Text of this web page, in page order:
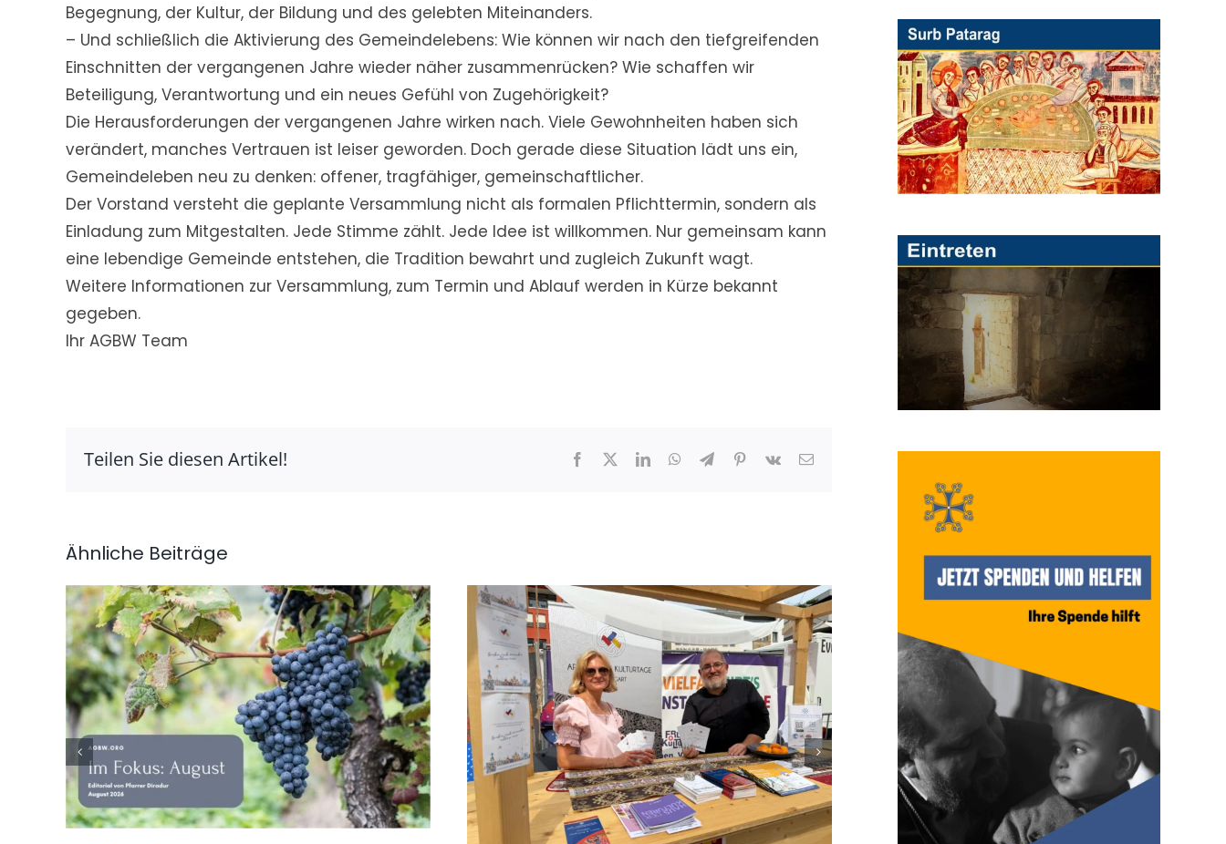
Begegnung, der Kultur, der Bildung und des gelebten Miteinanders.
– Und schließlich die Aktivierung des Gemeindelebens: Wie können wir nach den tiefgreifenden
Einschnitten der vergangenen Jahre wieder näher zusammenrücken? Wie schaffen wir
Beteiligung, Verantwortung und ein neues Gefühl von Zugehörigkeit?
Die Herausforderungen der vergangenen Jahre wirken nach. Viele Gewohnheiten haben sich
verändert, manches Vertrauen ist leiser geworden. Doch gerade diese Situation lädt uns ein,
Gemeindeleben neu zu denken: offener, tragfähiger, gemeinschaftlicher.
Der Vorstand versteht die geplante Versammlung nicht als formalen Pflichttermin, sondern als
Einladung zum Mitgestalten. Jede Stimme zählt. Jede Idee ist willkommen. Nur gemeinsam kann
eine lebendige Gemeinde entstehen, die Tradition bewahrt und zugleich Zukunft wagt.
Weitere Informationen zur Versammlung, zum Termin und Ablauf werden in Kürze bekannt
gegeben.
Ihr AGBW Team
Teilen Sie diesen Artikel! Facebook LinkedInWhatsApp
TelegramPinterest
Vk
E-
Ähnliche Beiträge